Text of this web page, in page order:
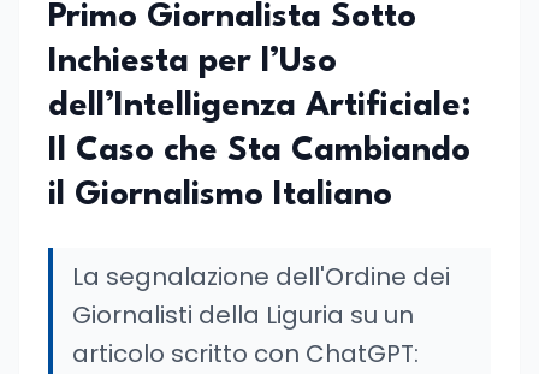
Primo Giornalista Sotto
Inchiesta per l’Uso
dell’Intelligenza Artificiale:
Il Caso che Sta Cambiando
il Giornalismo Italiano
La segnalazione dell'Ordine dei
Giornalisti della Liguria su un
articolo scritto con ChatGPT: